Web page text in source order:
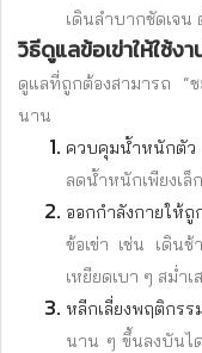
เดินลำบากชัดเจน
วิธีดูแลข้อเข่าให้ใช้ง
ดูแลที่ถูกต้องสามารถ “ช
นาน
ควบคุมน้ำหนักตัว
ลดน้ำหนักเพียงเล็
ออกกำลังกายให้ถู
ข้อเข่า เช่น เดิน
เหยียดเบา ๆ สม่ำ
หลีกเลี่ยงพฤติกรร
นาน ๆ ขึ้นลงบันไ